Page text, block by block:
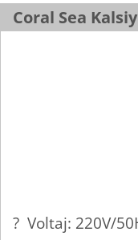
Coral Sea
? Voltaj: 220V/